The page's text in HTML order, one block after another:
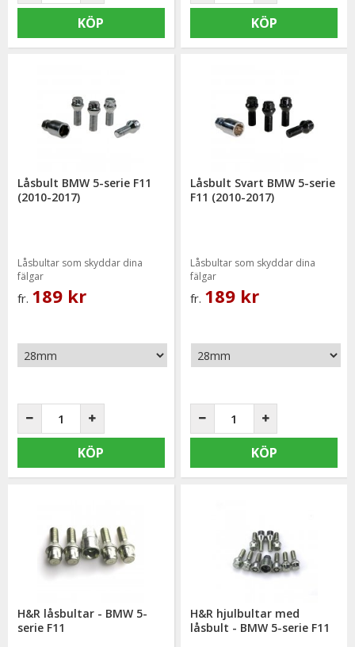
KÖP KÖP
Låsbult BMW 5-serie F11
(2010-2017)
Låsbultar som skyddar dina
fälgar
fr. 189 kr
KÖP
Låsbult Svart BMW 5-serie
F11 (2010-2017)
Låsbultar som skyddar dina
fälgar
fr. 189 kr
KÖP
H&R låsbultar - BMW 5-
serie F11
H&R hjulbultar med
låsbult - BMW 5-serie F11